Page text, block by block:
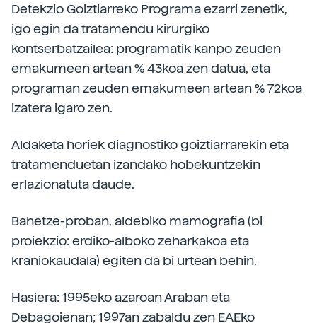
Detekzio Goiztiarreko Programa ezarri zenetik,
igo egin da tratamendu kirurgiko
kontserbatzailea: programatik kanpo zeuden
emakumeen artean % 43koa zen datua, eta
programan zeuden emakumeen artean % 72koa
izatera igaro zen.
Aldaketa horiek diagnostiko goiztiarrarekin eta
tratamenduetan izandako hobekuntzekin
erlazionatuta daude.
Bahetze-proban, aldebiko mamografia (bi
proiekzio: erdiko-alboko zeharkakoa eta
kraniokaudala) egiten da bi urtean behin.
Hasiera: 1995eko azaroan Araban eta
Debagoienan; 1997an zabaldu zen EAEko